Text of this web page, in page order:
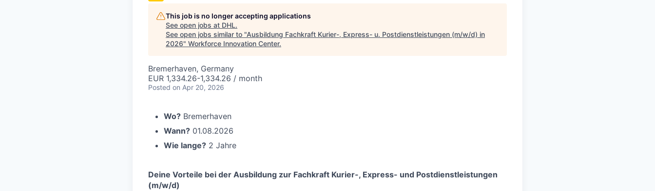
This job is no longer accepting applications
See open jobs at DHL.
See open jobs similar to "Ausbildung Fachkraft Kurier-, Express- u. Postdienstleistungen (m/w/d) in
2026" Workforce Innovation Center.
Bremerhaven, Germany
EUR 1,334.26-1,334.26 / month
Posted on Apr 20, 2026
Wo? Bremerhaven
Wann? 01.08.2026
Wie lange? 2 Jahre
Deine Vorteile bei der Ausbildung zur Fachkraft Kurier-, Express- und Postdienstleistungen
(m/w/d)